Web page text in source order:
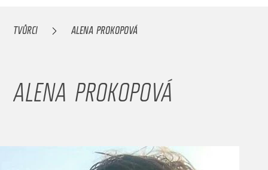
TVŮRCI ALENA PROKOPOVÁ
ALENA PROKOPOVÁ